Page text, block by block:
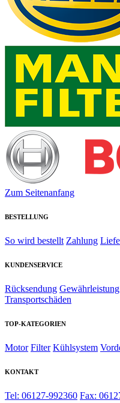
Zum Seitenanfang
BESTELLUNG
So wird bestellt Zahlung
KUNDENSERVICE
Rücksendung Gewährleistung
Transportschäden
TOP-KATEGORIEN
Motor Filter Kühlsystem
KONTAKT
Tel: 06127-992360 Fax: